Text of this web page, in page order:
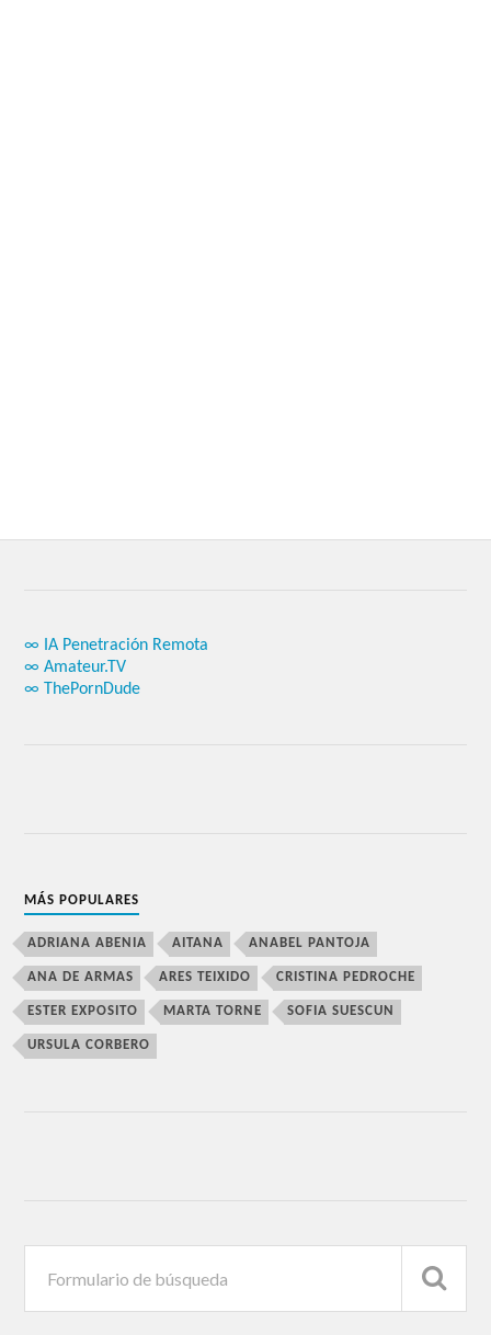
∞ IA Penetración Remota
∞ Amateur.TV
∞ ThePornDude
MÁS POPULARES
ADRIANA ABENIA AITANA ANABEL PANTOJA
ANA DE ARMAS ARES TEIXIDO CRISTINA PEDROCHE
ESTER EXPOSITO MARTA TORNE SOFIA SUESCUN
URSULA CORBERO